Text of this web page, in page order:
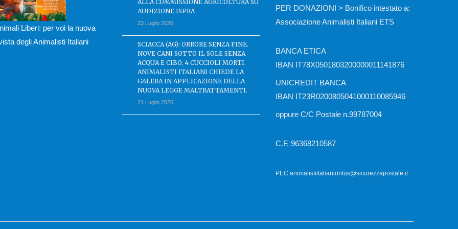
Liberi: per voi la nuova
degli Animalisti Italiani
ALLA COMMISSIONE AGRICOLTURA SU
AUDIZIONE ISPRA
23 Luglio 2026
SCIACCA (AG): ORRORE SENZA FINE.
NOVE CANI SOTTO IL SOLE SENZA
ACQUA E CIBO, 4 CUCCIOLI MORTI.
ANIMALISTI ITALIANI CHIEDE LA
GALERA IN APPLICAZIONE DELLA
NUOVA LEGGE MALTRATTAMENTI.
21 Luglio 2026
PER DONAZIONI > Bonifico intestato a:
Associazione Animalisti Italiani ETS
BANCA ETICA
IBAN IT78X0501803200000011141876
UNICREDIT BANCA
IBAN IT23R0200805041000110085946
oppure C/C Postale n.99787004
C.F. 96368210587
PEC animalistiitalianionlus@sicurezzapostale.it